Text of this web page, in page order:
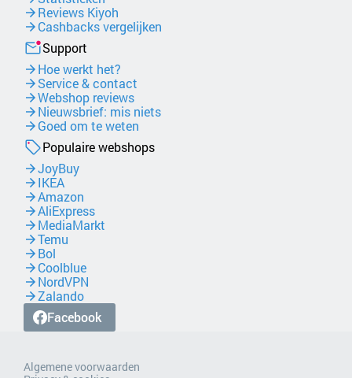
Reviews Kiyoh
Cashbacks vergelijken
Support
Hoe werkt het?
Service & contact
Webshop reviews
Nieuwsbrief: mis niets
Goed om te weten
Populaire webshops
JoyBuy
IKEA
Amazon
AliExpress
MediaMarkt
Temu
Bol
Coolblue
NordVPN
Zalando
Facebook
Algemene voorwaarden